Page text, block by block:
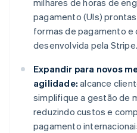
milhares de horas de
pagamento (UIs)
formas de pagamento e
desenvolvida pela Stripe.
Expandir para novos
agilidade: alcance
simplifique a gestão de
reduzindo custos e
pagamento